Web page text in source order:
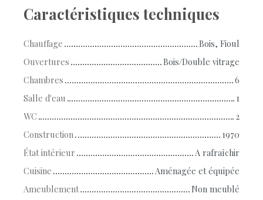
Caractéristiques techniques
Chauffage
Bois, Fioul
Ouvertures
Bois/Double vitrage
Chambres
6
Salle d'eau
1
WC
2
Construction
1970
État intérieur
A rafraîchir
Cuisine
Aménagée et équipée
Ameublement
Non meublé